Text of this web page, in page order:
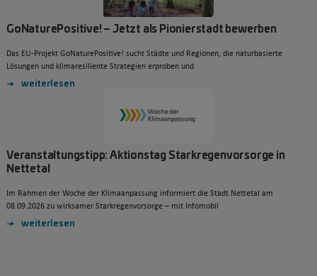
GoNaturePositive! – Jetzt als Pionierstadt bewerben
Das EU-Projekt GoNaturePositive! sucht Städte und Regionen, die naturbasierte
Lösungen und klimaresiliente Strategien erproben und
weiterlesen
Veranstaltungstipp: Aktionstag Starkregenvorsorge in
Nettetal
Im Rahmen der Woche der Klimaanpassung informiert die Stadt Nettetal am
08.09.2026 zu wirksamer Starkregenvorsorge – mit Infomobil
weiterlesen